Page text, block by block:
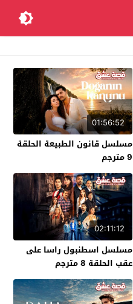
01:56:52
مسلسل قانون الطبيعة الحلقة
9 مترجم
02:11:12
مسلسل اسطنبول راسا على
عقب الحلقة 8 مترجم